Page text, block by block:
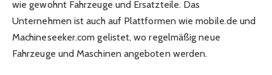
wie gewohnt Fahrzeuge und Ersatzteile. Das
Unternehmen ist auch auf Plattformen wie mobile.de und
Machineseeker.com gelistet, wo regelmäßig neue
Fahrzeuge und Maschinen angeboten werden.